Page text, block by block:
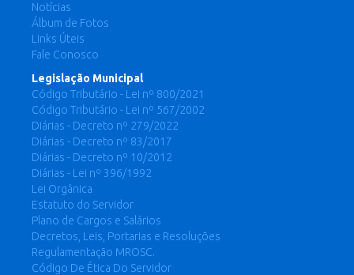
Notícias
Álbum de Fotos
Links Úteis
Fale Conosco
Legislação Municipal
Código Tributário - Lei nº 800/2021
Código Tributário - Lei nº 567/2002
Diárias - Decreto nº 279/2022
Diárias - Decreto nº 83/2017
Diárias - Decreto nº 10/2012
Diárias - Lei nº 396/1992
Lei Orgânica
Estatuto do Servidor
Plano de Cargos e Salários
Decretos, Leis, Portarias e Resoluções
Regulamentação MROSC.
Código De Ética Do Servidor